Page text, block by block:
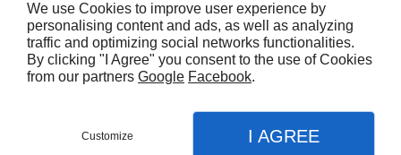
Accueil
Contactez-nous
Mentions légales
Plan du site
We use Cookies to improve user experience by
personalising content and ads, as well as analyzing
traffic and optimizing social networks functionalities.
By clicking "I Agree" you consent to the use of Cookies
from our partners Google Facebook.
Customize I AGREE